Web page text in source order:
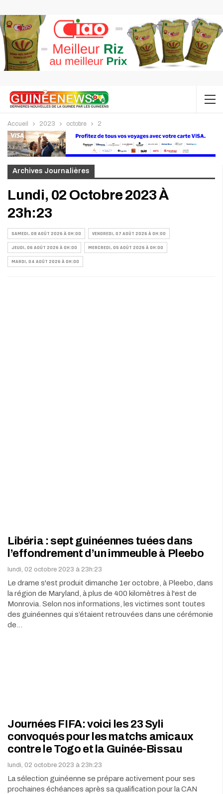
Accueil 2023 octobre 2
Archives Journalières
Lundi, 02 Octobre 2023 À
23h:23
SAMEDI, 08 AOÛT 2026 À 0H:00 VENDREDI, 07 AOÛT 2026 À 0H:00
JEUDI, 06 AOÛT 2026 À 0H:00 MERCREDI, 05 AOÛT 2026 À 0H:00
MARDI, 04 AOÛT 2026 À 0H:00
Libéria : sept guinéennes tuées dans
l’effondrement d’un immeuble à Pleebo
lundi, 02 octobre 2023 à 23h:23
Le drame s'est produit dimanche 1er octobre, à Pleebo, dans
la région de Maryland, à plus de 400 kilomètres à l'est de
Monrovia. Selon nos informations, les victimes sont toutes
des guinéennes qui s’étaient retrouvées dans une cérémonie
de…
Journées FIFA: voici les 23 Syli
convoqués pour les matchs amicaux
contre le Togo et la Guinée-Bissau
lundi, 02 octobre 2023 à 23h:23
La sélection guinéenne se prépare activement pour ses
prochaines échéances après sa qualification pour la CAN